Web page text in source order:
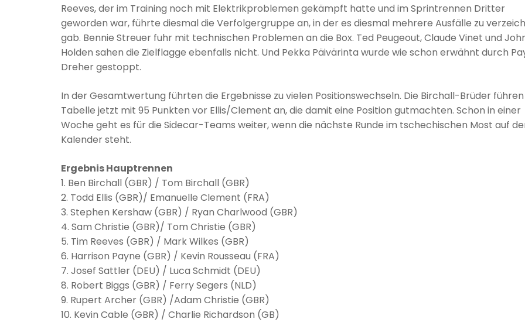
Reeves, der im Training noch mit Elektrikproblemen gekämpft hatte und im Sprintrennen Dritter
geworden war, führte diesmal die Verfolgergruppe an, in der es diesmal mehrere Ausfälle zu
gab. Bennie Streuer fuhr mit technischen Problemen an die Box. Ted Peugeout, Claude Vinet und
Holden sahen die Zielflagge ebenfalls nicht. Und Pekka Päivärinta wurde wie schon erwähnt durch
Dreher gestoppt.
In der Gesamtwertung führten die Ergebnisse zu vielen Positionswechseln. Die Birchall-Brüder
Tabelle jetzt mit 95 Punkten vor Ellis/Clement an, die damit eine Position gutmachten. Schon in einer
Woche geht es für die Sidecar-Teams weiter, wenn die nächste Runde im tschechischen Most auf
Kalender steht.
Ergebnis Hauptrennen
1. Ben Birchall (GBR) / Tom Birchall (GBR)
2. Todd Ellis (GBR)/ Emanuelle Clement (FRA)
3. Stephen Kershaw (GBR) / Ryan Charlwood (GBR)
4. Sam Christie (GBR)/ Tom Christie (GBR)
5. Tim Reeves (GBR) / Mark Wilkes (GBR)
6. Harrison Payne (GBR) / Kevin Rousseau (FRA)
7. Josef Sattler (DEU) / Luca Schmidt (DEU)
8. Robert Biggs (GBR) / Ferry Segers (NLD)
9. Rupert Archer (GBR) /Adam Christie (GBR)
10. Kevin Cable (GBR) / Charlie Richardson (GB)